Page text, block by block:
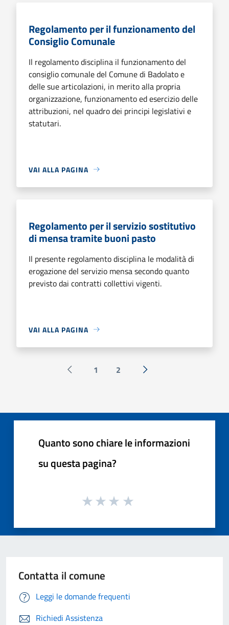
Regolamento per il funzionamento del
Consiglio Comunale
Il regolamento disciplina il funzionamento del
consiglio comunale del Comune di Badolato e
delle sue articolazioni, in merito alla propria
organizzazione, funzionamento ed esercizio delle
attribuzioni, nel quadro dei principi legislativi e
statutari.
VAI ALLA PAGINA
Regolamento per il servizio sostitutivo
di mensa tramite buoni pasto
Il presente regolamento disciplina le modalità di
erogazione del servizio mensa secondo quanto
previsto dai contratti collettivi vigenti.
VAI ALLA PAGINA
Pagina precedente
1 2 Successiva »
Quanto sono chiare le informazioni
su questa pagina?
Contatta il comune
Leggi le domande frequenti
Richiedi Assistenza